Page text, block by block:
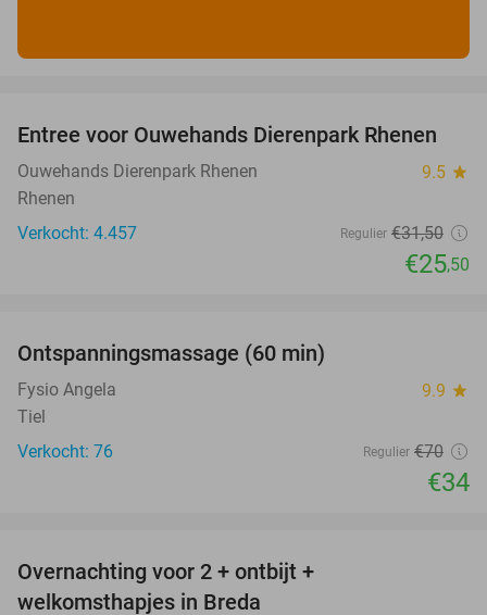
19%
Entree voor Ouwehands Dierenpark Rhenen
Ouwehands Dierenpark Rhenen 9.5 star
Rhenen
Verkocht: 4.457
Regulier €31,50
€25,50
Ontspanningsmassage (60 min)
Fysio Angela 9.9 star
Tiel
Verkocht: 76
Regulier €70
€34
Overnachting voor 2 + ontbijt +
welkomsthapjes in Breda